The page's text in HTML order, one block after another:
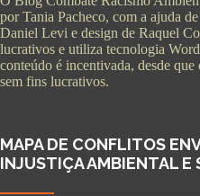
por Tania Pacheco, com a ajuda
Daniel Levi e design de Raquel
lucrativos e utiliza tecnologia
conteúdo é incentivada, desde
sem fins lucrativos.
MAPA DE CONFLITOS
INJUSTIÇA AMBIENTAL E